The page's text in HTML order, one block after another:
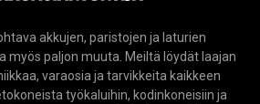
akkujen, paristojen ja laturien
myös paljon muuta. Meiltä löydät laajan
varaosia ja tarvikkeita kaikkeen
työkaluihin, kodinkoneisiin ja